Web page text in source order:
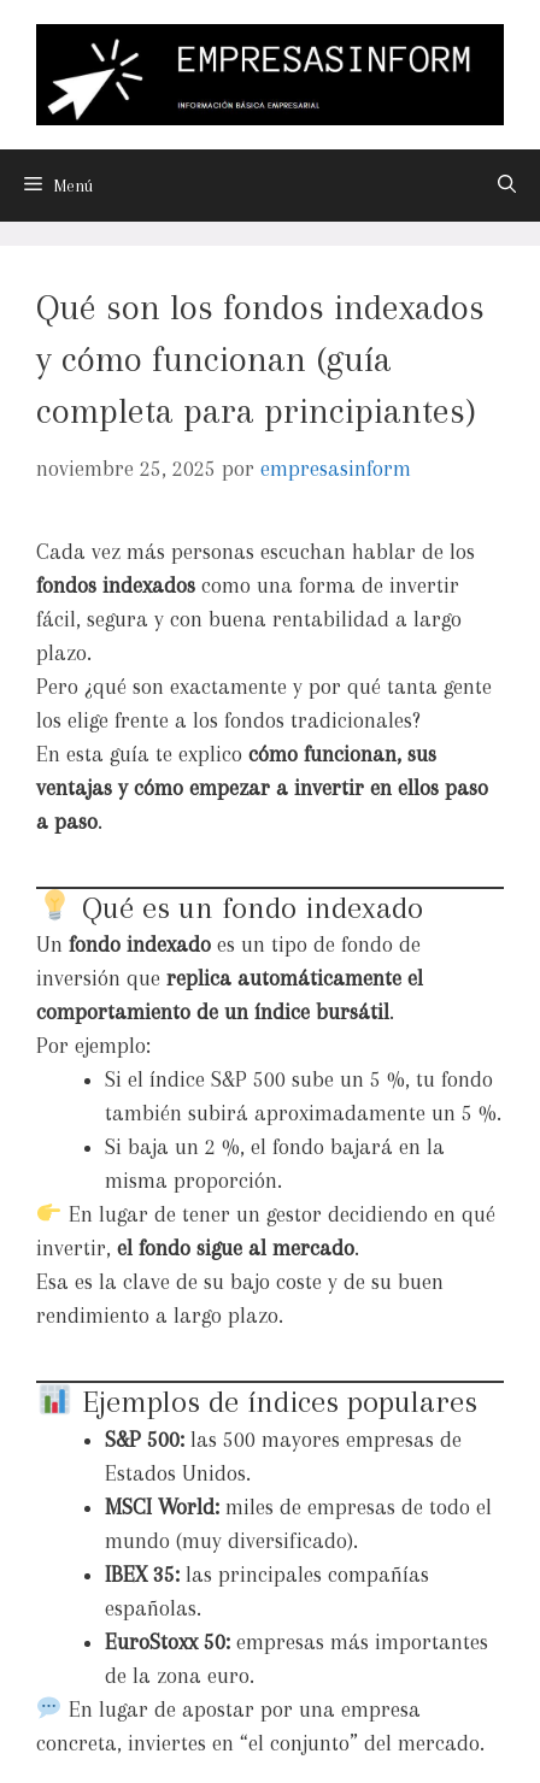
Menú
Qué son los fondos indexados
y cómo funcionan (guía
completa para principiantes)
noviembre 25, 2025 por empresasinform
Cada vez más personas escuchan hablar de los
fondos indexados como una forma de invertir
fácil, segura y con buena rentabilidad a largo
plazo.
Pero ¿qué son exactamente y por qué tanta gente
los elige frente a los fondos tradicionales?
En esta guía te explico cómo funcionan, sus
ventajas y cómo empezar a invertir en ellos paso
a paso.
Qué es un fondo indexado
Un fondo indexado es un tipo de fondo de
inversión que replica automáticamente el
comportamiento de un índice bursátil.
Por ejemplo:
Si el índice S&P 500 sube un 5 %, tu fondo
también subirá aproximadamente un 5 %.
Si baja un 2 %, el fondo bajará en la
misma proporción.
En lugar de tener un gestor decidiendo en qué
invertir, el fondo sigue al mercado.
Esa es la clave de su bajo coste y de su buen
rendimiento a largo plazo.
Ejemplos de índices populares
S&P 500: las 500 mayores empresas de
Estados Unidos.
MSCI World: miles de empresas de todo el
mundo (muy diversificado).
IBEX 35: las principales compañías
españolas.
EuroStoxx 50: empresas más importantes
de la zona euro.
En lugar de apostar por una empresa
concreta, inviertes en “el conjunto” del mercado.